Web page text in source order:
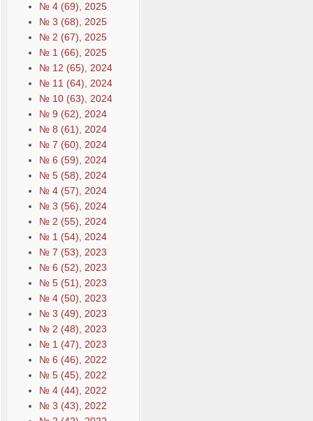
№ 4 (69), 2025
№ 3 (68), 2025
№ 2 (67), 2025
№ 1 (66), 2025
№ 12 (65), 2024
№ 11 (64), 2024
№ 10 (63), 2024
№ 9 (62), 2024
№ 8 (61), 2024
№ 7 (60), 2024
№ 6 (59), 2024
№ 5 (58), 2024
№ 4 (57), 2024
№ 3 (56), 2024
№ 2 (55), 2024
№ 1 (54), 2024
№ 7 (53), 2023
№ 6 (52), 2023
№ 5 (51), 2023
№ 4 (50), 2023
№ 3 (49), 2023
№ 2 (48), 2023
№ 1 (47), 2023
№ 6 (46), 2022
№ 5 (45), 2022
№ 4 (44), 2022
№ 3 (43), 2022